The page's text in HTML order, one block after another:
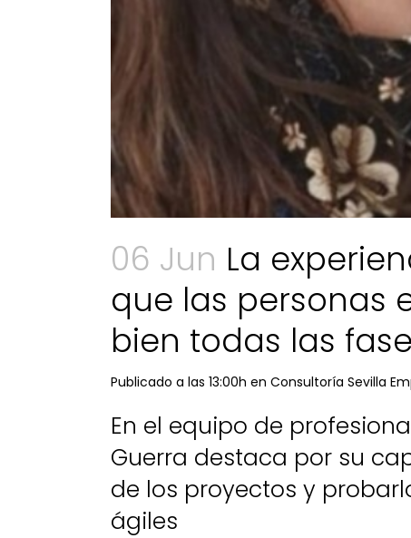
06 Jun La
que las personas
bien todas las
Publicado a las 13:00h en Consultoría Sevilla
En el equipo de
Guerra destaca por su
de los proyectos y
ágiles